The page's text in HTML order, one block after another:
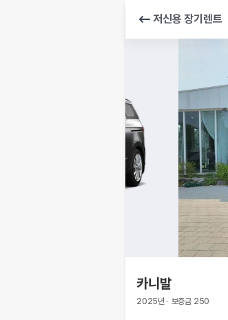
저신용 장기렌트
카니발
2025년 · 보증금 250